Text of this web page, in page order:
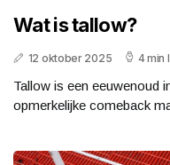
Wat is tallow?
12 oktober 2025 4 min
Tallow is een eeuwenoud
opmerkelijke comeback